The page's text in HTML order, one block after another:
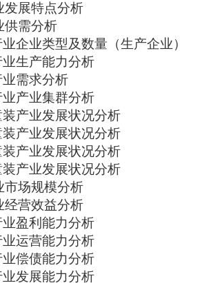
发展特点分析
供需分析
企业类型及数量（生产企业）
生产能力分析
需求分析
产业集群分析
产业发展状况分析
产业发展状况分析
产业发展状况分析
产业发展状况分析
市场规模分析
经营效益分析
盈利能力分析
运营能力分析
偿债能力分析
发展能力分析